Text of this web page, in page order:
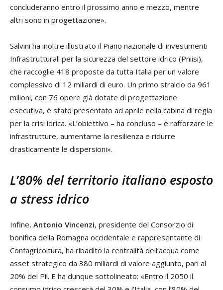
concluderanno entro il prossimo anno e mezzo, mentre
altri sono in progettazione».
Salvini ha inoltre illustrato il Piano nazionale di investimenti
Infrastrutturali per la sicurezza del settore idrico (Pniisi),
che raccoglie 418 proposte da tutta Italia per un valore
complessivo di 12 miliardi di euro. Un primo stralcio da 961
milioni, con 76 opere già dotate di progettazione
esecutiva, è stato presentato ad aprile nella cabina di regia
per la crisi idrica. «L’obiettivo – ha concluso – è rafforzare le
infrastrutture, aumentarne la resilienza e ridurre
drasticamente le dispersioni».
L’80% del territorio italiano esposto
a stress idrico
Infine, Antonio Vincenzi, presidente del Consorzio di
bonifica della Romagna occidentale e rappresentante di
Confagricoltura, ha ribadito la centralità dell’acqua come
asset strategico da 380 miliardi di valore aggiunto, pari al
20% del Pil. E ha dunque sottolineato: «Entro il 2050 il